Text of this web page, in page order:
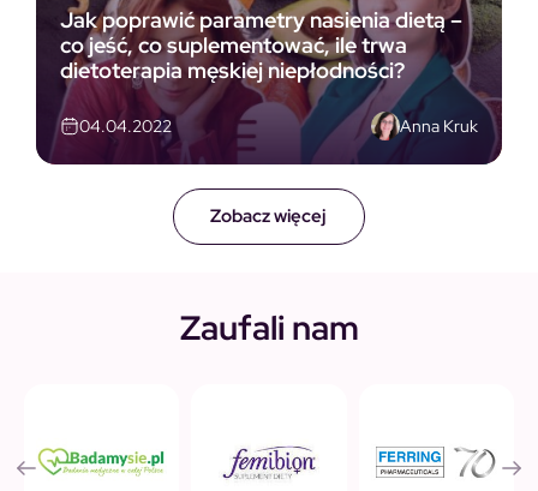
Zobacz więcej
Jak poprawić parametry nasienia dietą –
co jeść, co suplementować, ile trwa
dietoterapia męskiej niepłodności?
04.04.2022 Anna Kruk
Zaufali nam